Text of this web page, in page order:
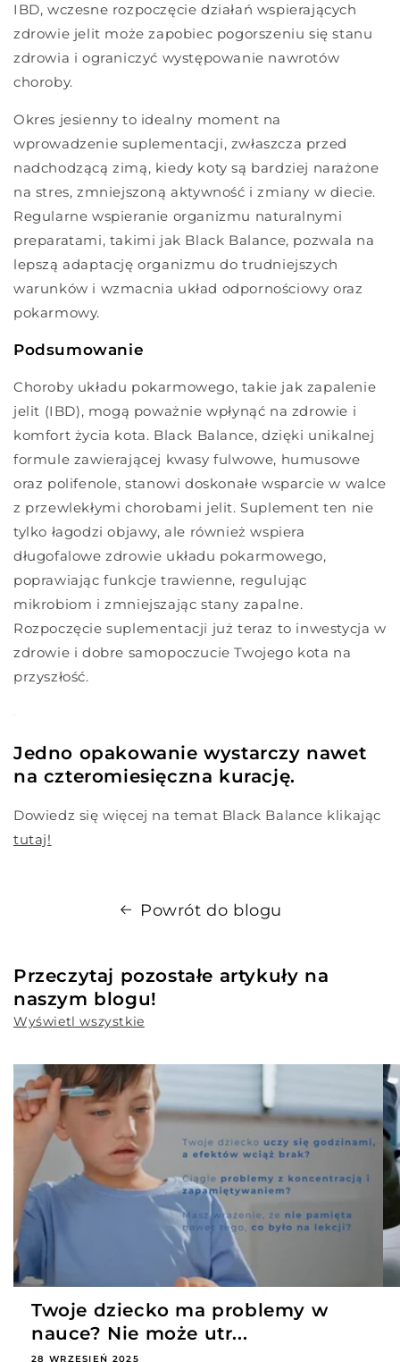
IBD, wczesne rozpoczęcie działań wspierających
zdrowie jelit może zapobiec pogorszeniu się stanu
zdrowia i ograniczyć występowanie nawrotów
choroby.
Okres jesienny to idealny moment na
wprowadzenie suplementacji, zwłaszcza przed
nadchodzącą zimą, kiedy koty są bardziej narażone
na stres, zmniejszoną aktywność i zmiany w diecie.
Regularne wspieranie organizmu naturalnymi
preparatami, takimi jak Black Balance, pozwala na
lepszą adaptację organizmu do trudniejszych
warunków i wzmacnia układ odpornościowy oraz
pokarmowy.
Podsumowanie
Choroby układu pokarmowego, takie jak zapalenie
jelit (IBD), mogą poważnie wpłynąć na zdrowie i
komfort życia kota. Black Balance, dzięki unikalnej
formule zawierającej kwasy fulwowe, humusowe
oraz polifenole, stanowi doskonałe wsparcie w walce
z przewlekłymi chorobami jelit. Suplement ten nie
tylko łagodzi objawy, ale również wspiera
długofalowe zdrowie układu pokarmowego,
poprawiając funkcje trawienne, regulując
mikrobiom i zmniejszając stany zapalne.
Rozpoczęcie suplementacji już teraz to inwestycja w
zdrowie i dobre samopoczucie Twojego kota na
przyszłość.
Jedno opakowanie wystarczy nawet
na czteromiesięczna kurację.
Dowiedz się więcej na temat Black Balance klikając
tutaj!
Powrót do blogu
Przeczytaj pozostałe artykuły na
naszym blogu!
Wyświetl wszystkie
Twoje dziecko ma problemy w
nauce? Nie może utr...
28 WRZESIEŃ 2025